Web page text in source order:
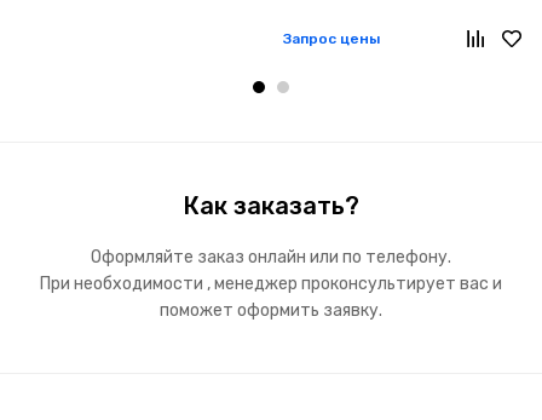
Запрос цены
Как заказать?
Оформляйте заказ онлайн или по телефону.
При необходимости , менеджер проконсультирует вас и
поможет оформить заявку.